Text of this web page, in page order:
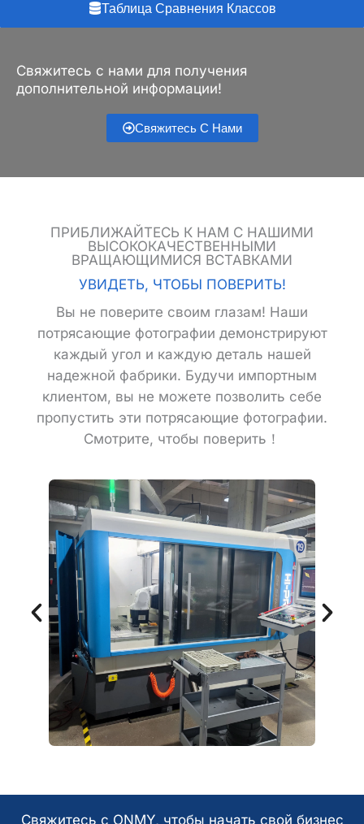
Таблица Сравнения Классов
Свяжитесь с нами для получения
дополнительной информации!
Свяжитесь С Нами
ПРИБЛИЖАЙТЕСЬ К НАМ С НАШИМИ
ВЫСОКОКАЧЕСТВЕННЫМИ
ВРАЩАЮЩИМИСЯ ВСТАВКАМИ
УВИДЕТЬ, ЧТОБЫ ПОВЕРИТЬ!
Вы не поверите своим глазам! Наши
потрясающие фотографии демонстрируют
каждый угол и каждую деталь нашей
надежной фабрики. Будучи импортным
клиентом, вы не можете позволить себе
пропустить эти потрясающие фотографии.
Смотрите, чтобы поверить！
Свяжитесь с ONMY, чтобы начать свой бизнес